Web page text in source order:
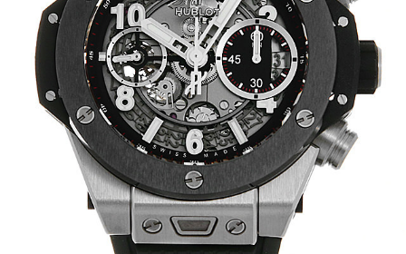
全てのブランドを見
る
ロレックス
パテック
フィリップ
オーデマピゲ ウブロ カルティエ